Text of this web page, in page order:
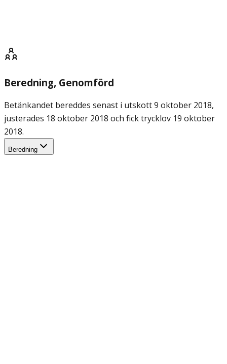
Beredning, Genomförd
Betänkandet bereddes senast i utskott 9 oktober 2018,
justerades 18 oktober 2018 och fick trycklov 19 oktober
2018.
Beredning